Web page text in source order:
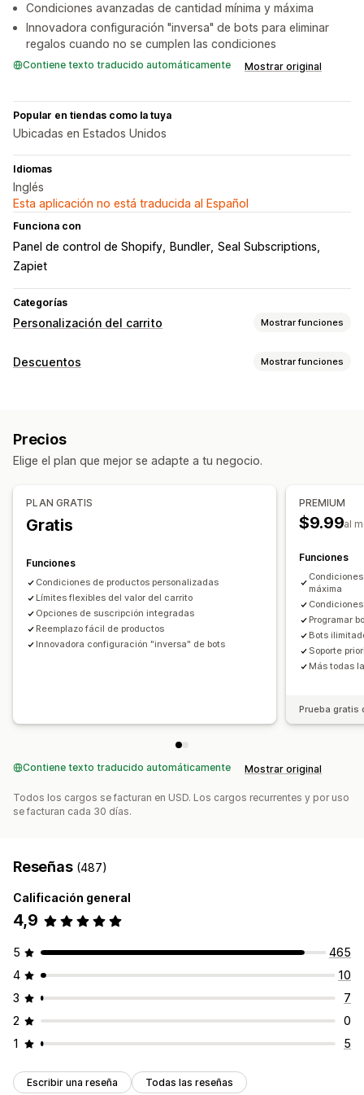
Condiciones avanzadas de cantidad mínima y máxima
Innovadora configuración "inversa" de bots para eliminar
regalos cuando no se cumplen las condiciones
Contiene texto traducido automáticamente Mostrar original
Popular en tiendas como la tuya
Ubicadas en Estados Unidos
Idiomas
Inglés
Esta aplicación no está traducida al Español
Funciona con
Panel de control de Shopify Bundler Seal Subscriptions
Zapiet
Categorías
Personalización del carrito Mostrar funciones
Visualización de carrito
Recomendaciones de productos
Compra más y ahorra más
Regalos gratis
Hacer una venta adicional con un clic
Descuentos Mostrar funciones
Descuentos por venta adicional
Descuentos por venta cruzada
Precios
Elige el plan que mejor se adapte a tu negocio.
PLAN GRATIS
Gratis
Funciones
Condiciones de productos personalizadas
Límites flexibles del valor del carrito
Opciones de suscripción integradas
Reemplazo fácil de productos
Innovadora configuración "inversa" de bots
PREMIUM
$9.99al
Funciones
máxima
Programar
Bots
Soporte
Más todas
Prueba gratis
Contiene texto traducido automáticamente Mostrar original
Todos los cargos se facturan en USD. Los cargos recurrentes y por uso
se facturan cada 30 días.
Reseñas (487)
Calificación general
4,9
5
465
4
10
3
7
2
0
1
5
Escribir una reseña Todas las reseñas